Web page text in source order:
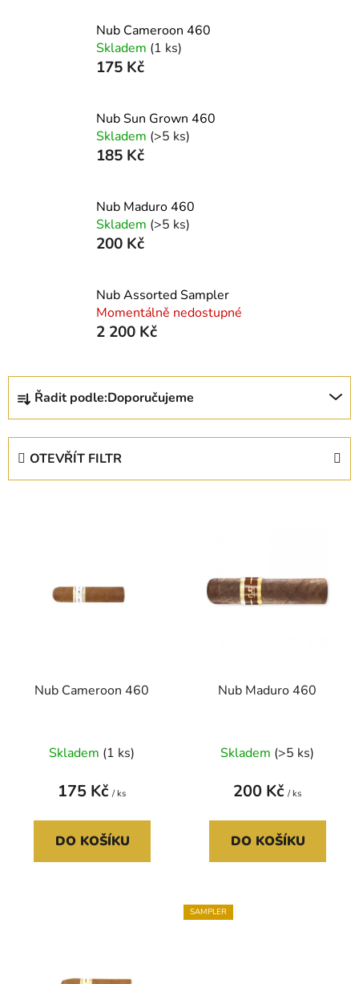
Nub Cameroon 460
Skladem (1 ks)
175 Kč
Nub Sun Grown 460
Skladem (>5 ks)
185 Kč
Nub Maduro 460
Skladem (>5 ks)
200 Kč
Nub Assorted Sampler
Momentálně nedostupné
2 200 Kč
Ř
z
Řadit podle:Doporučujeme
OTEVŘÍT FILTR
Nub Cameroon 460
Skladem (1 ks)
175 Kč / ks
DO KOŠÍKU
Nub Maduro 460
Skladem (>5 ks)
200 Kč / ks
DO KOŠÍKU
SAMPLER